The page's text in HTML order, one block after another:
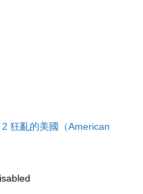
狂亂的美國（American